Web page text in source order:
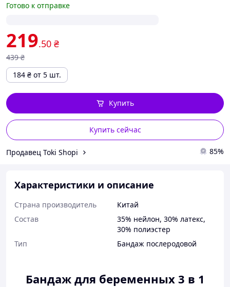
Готово к отправке
219.50 ₴
439 ₴
184 ₴ от 5 шт.
Купить сейчас
Купить
Продавец Tokі Shopі 85%
Характеристики и описание
Страна производитель
Китай
Состав
35% нейлон, 30% латекс,
30% полиэстер
Тип
Бандаж послеродовой
Бандаж для беременных 3 в 1